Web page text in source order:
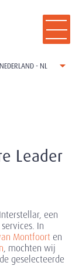
NEDERLAND - NL
Leader
, een
In
Montfoort en
, mochten wij
geselecteerde